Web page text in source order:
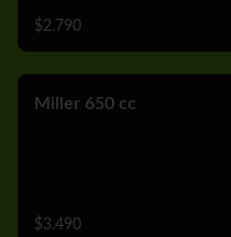
$2.790
Miller 650 cc
$3.490